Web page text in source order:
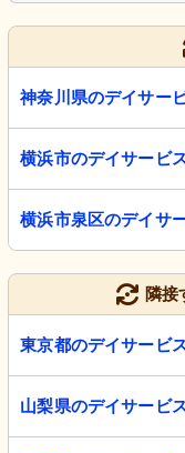
神奈川県のデイサー
横浜市のデイサービ
横浜市泉区のデイサ
隣接
東京都のデイサービ
山梨県のデイサービ